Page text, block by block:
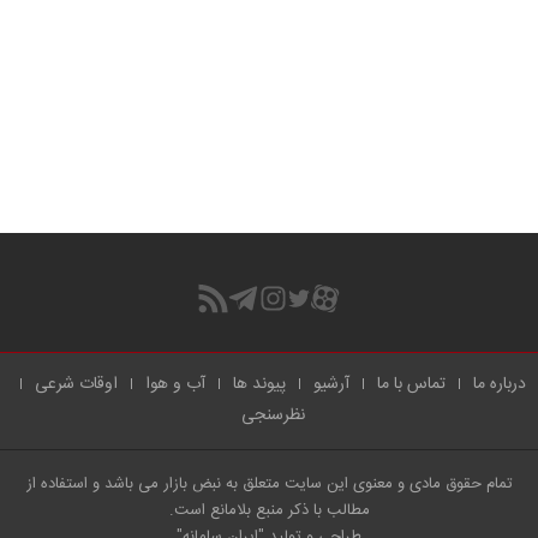
درباره ما تماس با ما آرشیو پیوند ها آب و هوا
اوقات شرعی
نظرسنجی
تمام حقوق مادی و معنوی این سایت متعلق به نبض بازار می باشد و استفاده از
مطالب با ذکر منبع بلامانع است.